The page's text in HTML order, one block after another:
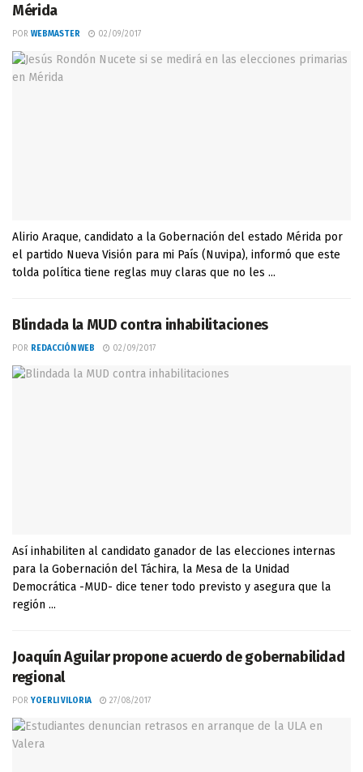
Mérida
POR WEBMASTER 02/09/2017
Alirio Araque, candidato a la Gobernación del estado Mérida por
el partido Nueva Visión para mi País (Nuvipa), informó que este
tolda política tiene reglas muy claras que no les ...
Blindada la MUD contra inhabilitaciones
POR REDACCIÓN WEB 02/09/2017
Así inhabiliten al candidato ganador de las elecciones internas
para la Gobernación del Táchira, la Mesa de la Unidad
Democrática -MUD- dice tener todo previsto y asegura que la
región ...
Joaquín Aguilar propone acuerdo de gobernabilidad
regional
POR YOERLI VILORIA 27/08/2017